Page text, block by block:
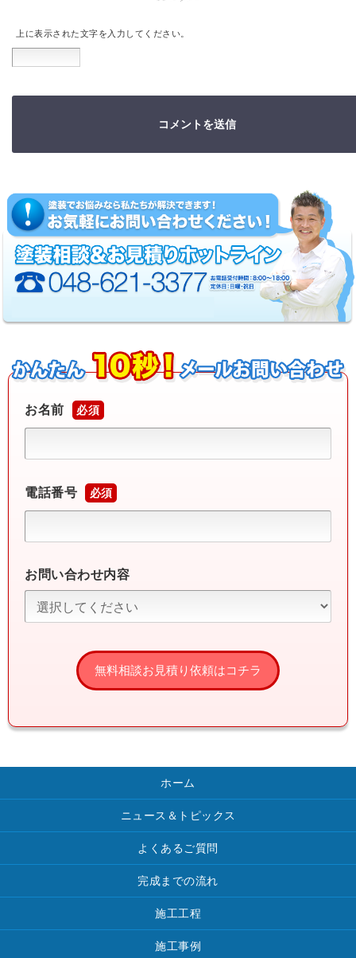
上に表示された文字を入力してください。
お名前 必須
電話番号 必須
お問い合わせ内容
ホーム
ニュース＆トピックス
よくあるご質問
完成までの流れ
施工工程
施工事例